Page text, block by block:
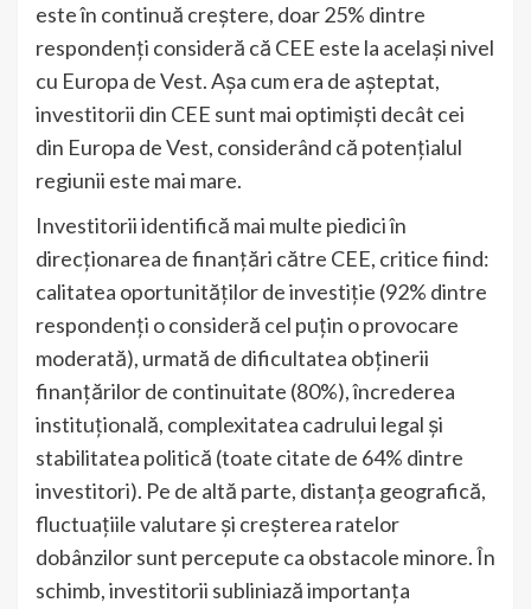
este în continuă creștere, doar 25% dintre
respondenți consideră că CEE este la același nivel
cu Europa de Vest. Așa cum era de așteptat,
investitorii din CEE sunt mai optimiști decât cei
din Europa de Vest, considerând că potențialul
regiunii este mai mare.
Investitorii identifică mai multe piedici în
direcționarea de finanțări către CEE, critice fiind:
calitatea oportunităților de investiție (92% dintre
respondenți o consideră cel puțin o provocare
moderată), urmată de dificultatea obținerii
finanțărilor de continuitate (80%), încrederea
instituțională, complexitatea cadrului legal și
stabilitatea politică (toate citate de 64% dintre
investitori). Pe de altă parte, distanța geografică,
fluctuațiile valutare și creșterea ratelor
dobânzilor sunt percepute ca obstacole minore. În
schimb, investitorii subliniază importanța